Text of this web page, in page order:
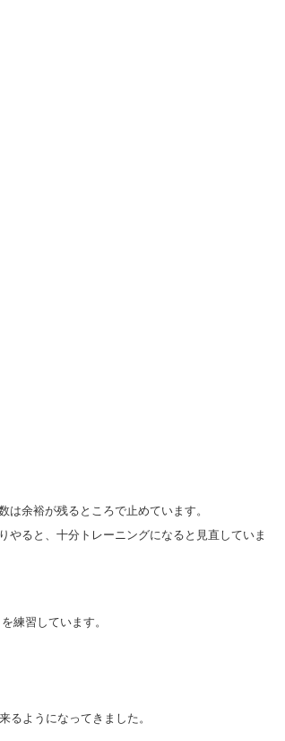
余裕が残るところで止めています。
やると、十分トレーニングになると見直していま
練習しています。
るようになってきました。